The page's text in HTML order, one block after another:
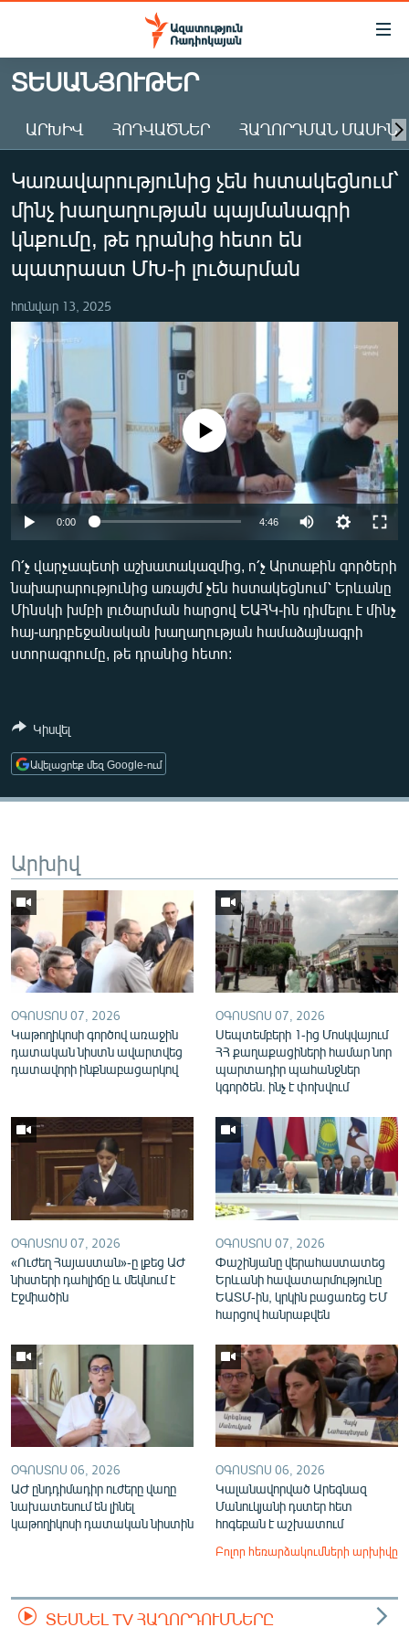
Մատչելիության
Անցնել
հիմնական
Անցնել
հիմնական
մենյուին
Որոնում
ԱԶԱՏՈՒԹՅՈՒՆ TV
ՀԱՅԱՍՏԱՆ
ԸՆՏՐՈՒԹՅՈՒՆՆԵՐ 2026
ԻՐԱՎՈՒՆՔ
ՀԱՍԱՐԱԿՈՒԹՅՈՒՆ
ՂԱՐԱԲԱՂ
ՊԱՏԵՐԱԶՄԻ 6 ՇԱԲԱԹՆԵՐԸ
ՏԱՐԱԾԱՇՐՋԱՆ
ՄԻՋԱԶԳԱՅԻՆ
ՄՇԱԿՈՒՅԹ
ՍՊՈՐՏ
ՄԵԿՆԱԲԱՆՈՒԹՅՈՒՆ
ՏՏ ԵՒ ԻՆՏԵՐՆԵՏ
ԿՈՐՈՆԱՎԻՐՈՒՍ
ԱՐԽԻՎ
ՏԵՍԱՆՅՈՒԹԵՐ
ՁԳՏԵԼՈՎ ԼԱՎԱԳՈՒՅՆԻՆ
ՓՈԴՔԱՍԹ
Հայերեն
Русский
ՀԵՏԵՎԵՔ ՄԵԶ
«Ազատության» բոլոր կայքերը
ՏԵՍԱՆՅՈՒԹԵՐ
ԱՐԽԻՎ ՀՈԴՎԱԾՆԵՐ ՀԱՂՈՐԴՄԱՆ ՄԱՍԻՆ
Կառավարությունից չեն հստակեցնում՝
մինչ խաղաղության պայմանագրի
կնքումը, թե դրանից հետո են
պատրաստ ՄԽ-ի լուծարման
հունվար 13, 2025
Auto 240p 360p 480p
No media source currently available
0:00 4:46
360p
480p
Ո՛չ վարչապետի աշխատակազմից, ո՛չ Արտաքին գործերի
նախարարությունից առայժմ չեն հստակեցնում՝ Երևանը
Մինսկի խմբի լուծարման հարցով ԵԱՀԿ-ին դիմելու է մինչ
հայ-ադրբեջանական խաղաղության համաձայնագրի
ստորագրումը, թե դրանից հետո:
Կիսվել
Ավելացրեք մեզ Google-ում
Արխիվ
ՕԳՈՍՏՈՍ 07, 2026
Կաթողիկոսի գործով առաջին
դատական նիստն ավարտվեց
դատավորի ինքնաբացարկով
ՕԳՈՍՏՈՍ 07, 2026
Սեպտեմբերի 1-ից Մոսկվայում
ՀՀ քաղաքացիների համար նոր
պարտադիր պահանջներ
կգործեն. ինչ է փոխվում
ՕԳՈՍՏՈՍ 07, 2026
«Ուժեղ Հայաստան»-ը լքեց ԱԺ
նիստերի դահլիճը և մեկնում է
Էջմիածին
ՕԳՈՍՏՈՍ 07, 2026
Փաշինյանը վերահաստատեց
Երևանի հավատարմությունը
ԵԱՏՄ-ին, կրկին բացառեց ԵՄ
հարցով հանրաքվեն
ՕԳՈՍՏՈՍ 06, 2026
ԱԺ ընդդիմադիր ուժերը վաղը
նախատեսում են լինել
կաթողիկոսի դատական նիստին
ՕԳՈՍՏՈՍ 06, 2026
Կալանավորված Արեգնազ
Մանուկյանի դստեր հետ
հոգեբան է աշխատում
Բոլոր հեռարձակումների արխիվը
ՏԵՍՆԵԼ TV ՀԱՂՈՐԴՈՒՄՆԵՐԸ